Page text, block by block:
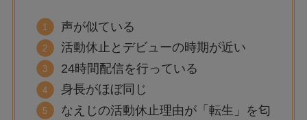
声が似ている
活動休止とデビューの時期が近い
24時間配信を行っている
身長がほぼ同じ
なえじの活動休止理由が「転生」を匂